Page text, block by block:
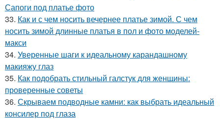
Сапоги под платье фото
33. Как и с чем носить вечернее платье зимой. С чем
носить зимой длинные платья в пол и фото моделей-
макси
34. Уверенные шаги к идеальному карандашному
макияжу глаз
35. Как подобрать стильный галстук для женщины:
проверенные советы
36. Скрываем подводные камни: как выбрать идеальный
консилер под глаза